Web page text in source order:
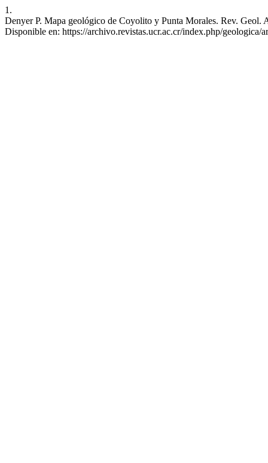
1.
Denyer P. Mapa geológico de Coyolito y Punta Morales. Rev.
Disponible en: https://archivo.revistas.ucr.ac.cr/index.php/geologica/